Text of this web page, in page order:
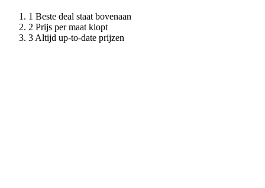
Beste deal staat bovenaan
Prijs per maat klopt
Altijd up-to-date prijzen